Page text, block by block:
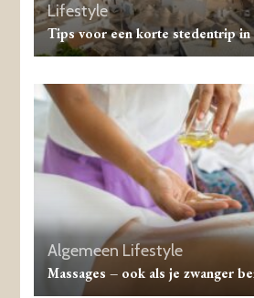
Lifestyle
Tips voor een korte stedentrip in
AlgemeenLifestyle
Massages – ook als je zwanger